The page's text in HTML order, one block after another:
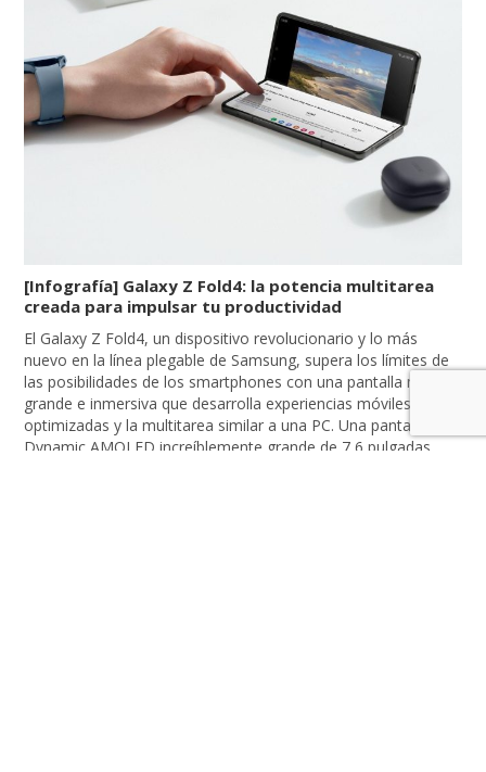
[Infografía] Galaxy Z Fold4: la potencia multitarea
creada para impulsar tu productividad
El Galaxy Z Fold4, un dispositivo revolucionario y lo más
nuevo en la línea plegable de Samsung, supera los límites de
las posibilidades de los smartphones con una pantalla más
grande e inmersiva que desarrolla experiencias móviles
optimizadas y la multitarea similar a una PC. Una pantalla
Dynamic AMOLED increíblemente grande de 7,6 pulgadas